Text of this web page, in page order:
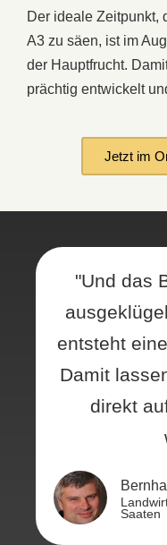
Der ideale Zeitpunkt,
A3 zu säen, ist im
der Hauptfrucht.
prächtig entwickelt
Jetzt im
"Und das
entsteht
Damit
direkt
Saaten